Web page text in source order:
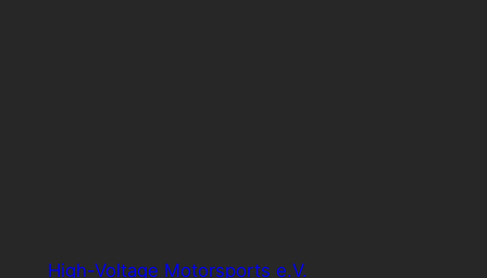
High-Voltage Motorsports e.V.